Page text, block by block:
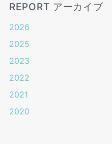
REPORT アーカイブ
2026
2025
2023
2022
2021
2020